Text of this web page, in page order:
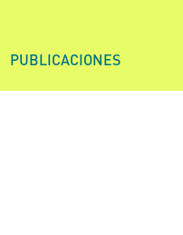
PUBLICACIONES